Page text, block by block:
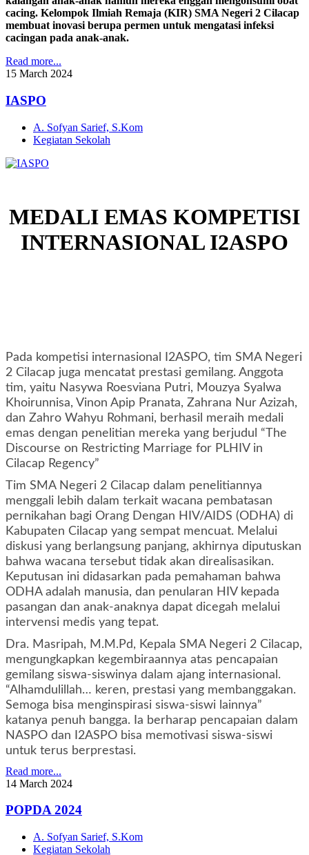
cacing. Kelompok Ilmiah Remaja (KIR) SMA Negeri 2 Cilacap
membuat inovasi berupa permen untuk mengatasi infeksi
cacingan pada anak-anak.
Read more...
15 March 2024
IASPO
A. Sofyan Sarief, S.Kom
Kegiatan Sekolah
MEDALI EMAS KOMPETISI
INTERNASIONAL I2ASPO
Pada kompetisi internasional I2ASPO, tim SMA Negeri
2 Cilacap juga mencatat prestasi gemilang. Anggota
tim, yaitu Nasywa Roesviana Putri, Mouzya Syalwa
Khoirunnisa, Vinon Apip Pranata, Zahrana Nur Azizah,
dan Zahro Wahyu Rohmani, berhasil meraih medali
emas dengan penelitian mereka yang berjudul “The
Discourse on Restricting Marriage for PLHIV in
Cilacap Regency”
Tim SMA Negeri 2 Cilacap dalam penelitiannya
menggali lebih dalam terkait wacana pembatasan
pernikahan bagi Orang Dengan HIV/AIDS (ODHA) di
Kabupaten Cilacap yang sempat mencuat. Melalui
diskusi yang berlangsung panjang, akhirnya diputuskan
bahwa wacana tersebut tidak akan direalisasikan.
Keputusan ini didasarkan pada pemahaman bahwa
ODHA adalah manusia, dan penularan HIV kepada
pasangan dan anak-anaknya dapat dicegah melalui
intervensi medis yang tepat.
Dra. Masripah, M.M.Pd, Kepala SMA Negeri 2 Cilacap,
mengungkapkan kegembiraannya atas pencapaian
gemilang siswa-siswinya dalam ajang internasional.
“Alhamdulillah… keren, prestasi yang membanggakan.
Semoga bisa menginspirasi siswa-siswi lainnya”
katanya penuh bangga. Ia berharap pencapaian dalam
NASPO dan I2ASPO bisa memotivasi siswa-siswi
untuk terus berprestasi.
Read more...
14 March 2024
POPDA 2024
A. Sofyan Sarief, S.Kom
Kegiatan Sekolah